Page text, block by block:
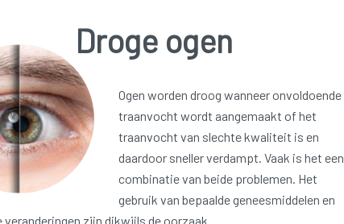
Droge ogen
Ogen worden droog wanneer onvoldoende
traanvocht wordt aangemaakt of het
traanvocht van slechte kwaliteit is en
daardoor sneller verdampt. Vaak is het een
combinatie van beide problemen. Het
gebruik van bepaalde geneesmiddelen en
veranderingen zijn dikwijls de oorzaak.